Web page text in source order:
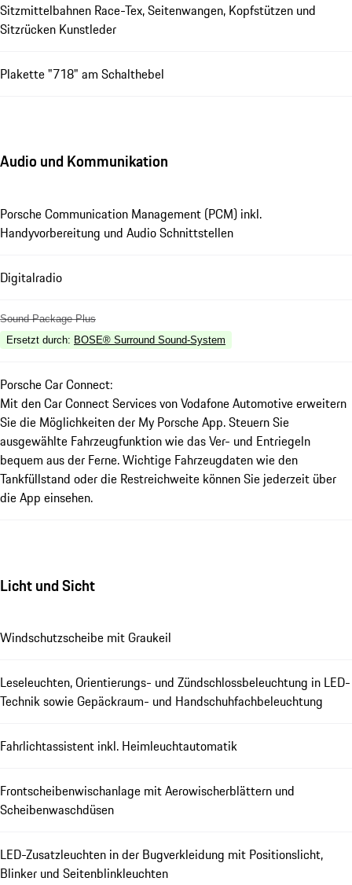
Sitzmittelbahnen Race-Tex, Seitenwangen, Kopfstützen und
Sitzrücken Kunstleder
Plakette "718" am Schalthebel
Audio und Kommunikation
Porsche Communication Management (PCM) inkl.
Handyvorbereitung und Audio Schnittstellen
Digitalradio
Sound Package Plus
Ersetzt durch: BOSE® Surround Sound-System
Porsche Car Connect:
Mit den Car Connect Services von Vodafone Automotive erweitern
Sie die Möglichkeiten der My Porsche App. Steuern Sie
ausgewählte Fahrzeugfunktion wie das Ver- und Entriegeln
bequem aus der Ferne. Wichtige Fahrzeugdaten wie den
Tankfüllstand oder die Restreichweite können Sie jederzeit über
die App einsehen.
Licht und Sicht
Windschutzscheibe mit Graukeil
Leseleuchten, Orientierungs- und Zündschlossbeleuchtung in LED-
Technik sowie Gepäckraum- und Handschuhfachbeleuchtung
Fahrlichtassistent inkl. Heimleuchtautomatik
Frontscheibenwischanlage mit Aerowischerblättern und
Scheibenwaschdüsen
LED-Zusatzleuchten in der Bugverkleidung mit Positionslicht,
Blinker und Seitenblinkleuchten